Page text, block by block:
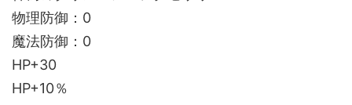
物理防御：0
魔法防御：0
HP+30
HP+10％